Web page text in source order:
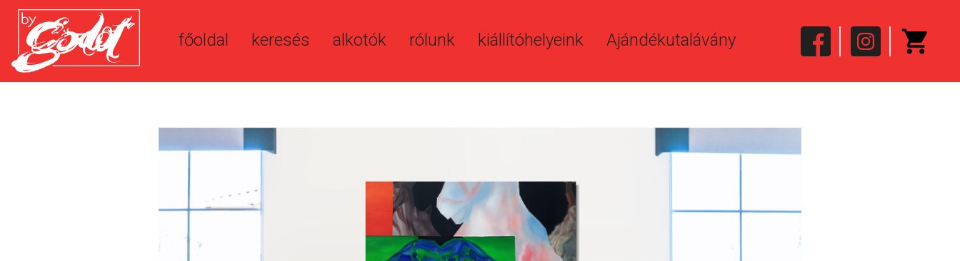
főoldal keresés alkotók rólunk kiállítóhelyeink Ajándékutalávány